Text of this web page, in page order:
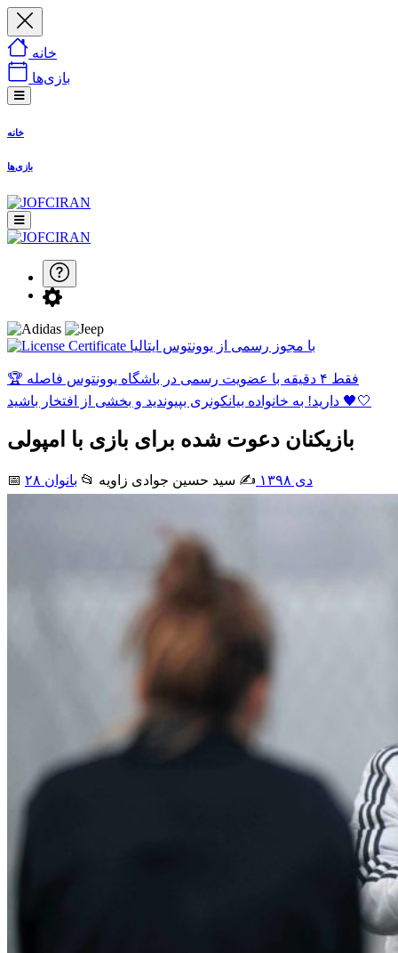
خانه
بازی‌ها
خانه
بازی‌ها
با مجوز رسمی از یوونتوس ایتالیا
🏆 فقط ۴ دقیقه با عضویت رسمی در باشگاه یوونتوس فاصله
دارید! به خانواده بیانکونری بپیوندید و بخشی از افتخار باشید 🖤🤍
بازیکنان دعوت شده برای بازی با امپولی
📅 ۲۸ دی ۱۳۹۸ ✍️ سید حسین جوادی زاويه 📂 بانوان